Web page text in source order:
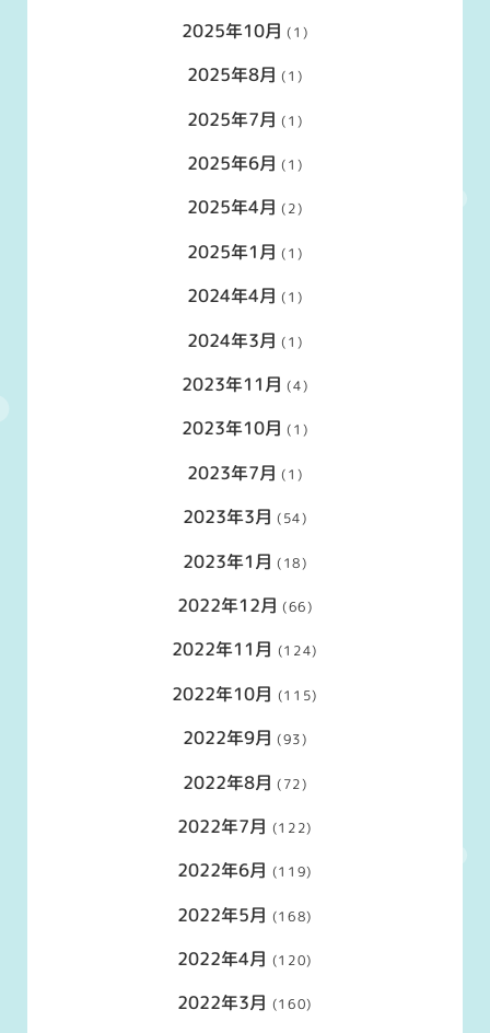
2025年10月 (1)
2025年8月 (1)
2025年7月 (1)
2025年6月 (1)
2025年4月 (2)
2025年1月 (1)
2024年4月 (1)
2024年3月 (1)
2023年11月 (4)
2023年10月 (1)
2023年7月 (1)
2023年3月 (54)
2023年1月 (18)
2022年12月 (66)
2022年11月 (124)
2022年10月 (115)
2022年9月 (93)
2022年8月 (72)
2022年7月 (122)
2022年6月 (119)
2022年5月 (168)
2022年4月 (120)
2022年3月 (160)